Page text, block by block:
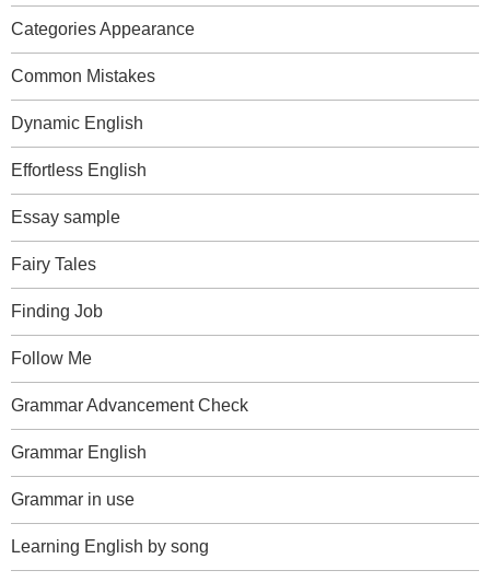
Categories Appearance
Common Mistakes
Dynamic English
Effortless English
Essay sample
Fairy Tales
Finding Job
Follow Me
Grammar Advancement Check
Grammar English
Grammar in use
Learning English by song